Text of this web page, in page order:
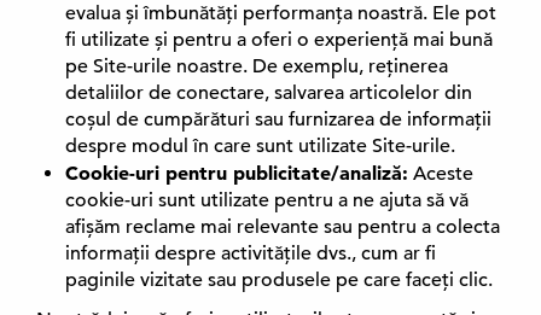
evalua și îmbunătăți performanța noastră. Ele pot
fi utilizate și pentru a oferi o experiență mai bună
pe Site-urile noastre. De exemplu, reținerea
detaliilor de conectare, salvarea articolelor din
coșul de cumpărături sau furnizarea de informații
despre modul în care sunt utilizate Site-urile.
Cookie-uri pentru publicitate/analiză: Aceste
cookie-uri sunt utilizate pentru a ne ajuta să vă
afișăm reclame mai relevante sau pentru a colecta
informații despre activitățile dvs., cum ar fi
paginile vizitate sau produsele pe care faceți clic.